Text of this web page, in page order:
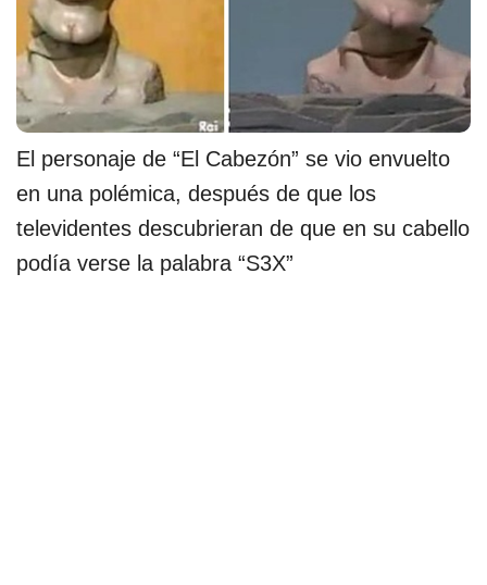
El personaje de “El Cabezón” se vio envuelto
en una polémica, después de que los
televidentes descubrieran de que en su cabello
podía verse la palabra “S3X”